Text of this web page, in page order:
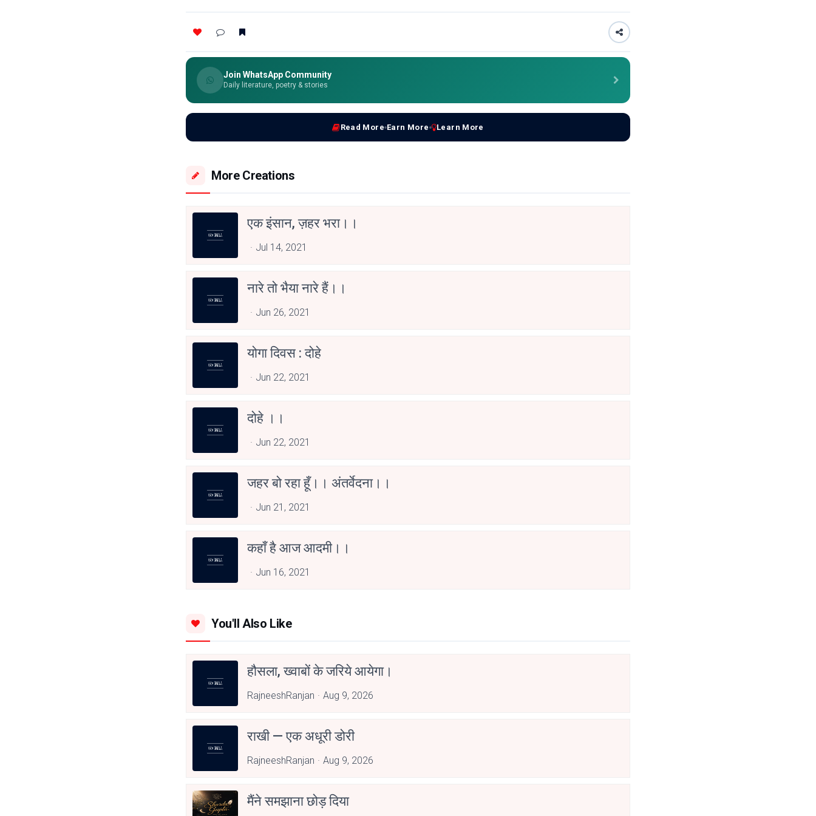
Join WhatsApp Community
Daily literature, poetry & stories
Read More Earn More Learn More
More Creations
एक इंसान, ज़हर भरा।।
Jul 14, 2021
नारे तो भैया नारे हैं।।
Jun 26, 2021
योगा दिवस : दोहे
Jun 22, 2021
दोहे ।।
Jun 22, 2021
जहर बो रहा हूँ।। अंतर्वेदना।।
Jun 21, 2021
कहाँ है आज आदमी।।
Jun 16, 2021
You'll Also Like
हौसला, ख्वाबों के जरिये आयेगा।
RajneeshRanjan Aug 9, 2026
राखी — एक अधूरी डोरी
RajneeshRanjan Aug 9, 2026
मैंने समझाना छोड़ दिया